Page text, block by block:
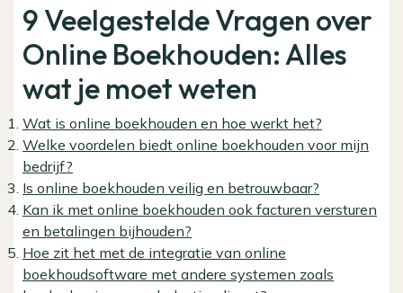
9 Veelgestelde Vragen over
Online Boekhouden: Alles
wat je moet weten
Wat is online boekhouden en hoe werkt het?
Welke voordelen biedt online boekhouden voor mijn
bedrijf?
Is online boekhouden veilig en betrouwbaar?
Kan ik met online boekhouden ook facturen versturen
en betalingen bijhouden?
Hoe zit het met de integratie van online
boekhoudsoftware met andere systemen zoals